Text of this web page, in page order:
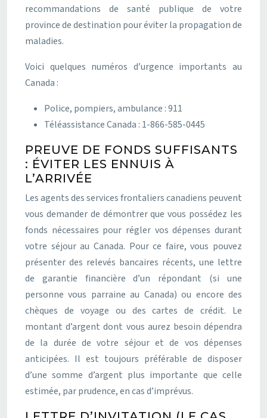
recommandations de santé publique de votre
province de destination pour éviter la propagation de
maladies.
Voici quelques numéros d’urgence importants au
Canada :
Police, pompiers, ambulance : 911
Téléassistance Canada : 1-866-585-0445
PREUVE DE FONDS SUFFISANTS
: ÉVITER LES ENNUIS À
L’ARRIVÉE
Les agents des services frontaliers canadiens peuvent
vous demander de démontrer que vous possédez les
fonds nécessaires pour régler vos dépenses durant
votre séjour au Canada. Pour ce faire, vous pouvez
présenter des relevés bancaires récents, une lettre
de garantie financière d’un répondant (si une
personne vous parraine au Canada) ou encore des
chèques de voyage ou des cartes de crédit. Le
montant d’argent dont vous aurez besoin dépendra
de la durée de votre séjour et de vos dépenses
anticipées. Il est toujours préférable de disposer
d’une somme d’argent plus importante que celle
estimée, par prudence, en cas d’imprévus.